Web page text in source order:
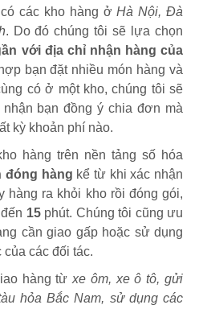
có các kho hàng ởHà Nội, Đà
. Do đó chúng tôi sẽ lựa chọn
với địa chỉ nhận hàng của
bạn đặt nhiều món hàng và
có ở một kho, chúng tôi sẽ
bạn đồng ý chia đơn mà
kỳ khoản phí nào.
hàng trên nền tảng số hóa
đóng hàng kể từ khi xác nhận
hàng ra khỏi kho rồi đóng gói,
15 phút. Chúng tôi cũng ưu
cần giao gấp hoặc sử dụng
các đối tác.
hàng từxe ôm, xe ô tô, gửi
hỏa Bắc Nam, sử dụng các